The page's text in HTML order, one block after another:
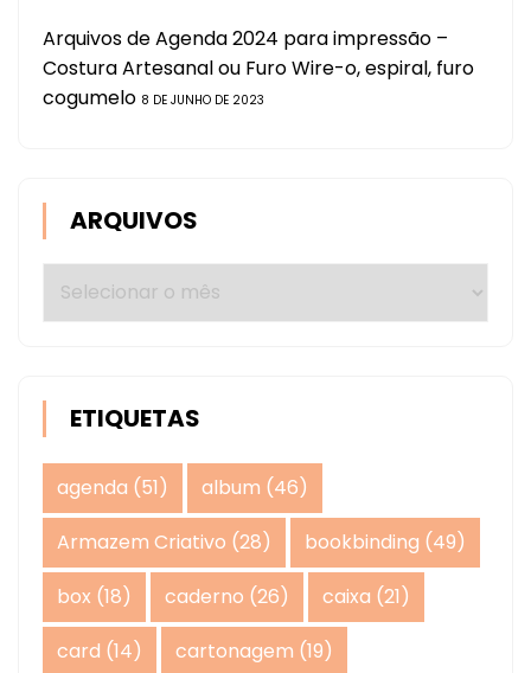
Arquivos de Agenda 2024 para impressão –
Costura Artesanal ou Furo Wire-o, espiral, furo
cogumelo 8 DE JUNHO DE 2023
ARQUIVOS
Arquivos
ETIQUETAS
agenda (51) album (46)
Armazem Criativo (28) bookbinding (49)
box (18) caderno (26) caixa (21)
card (14) cartonagem (19)